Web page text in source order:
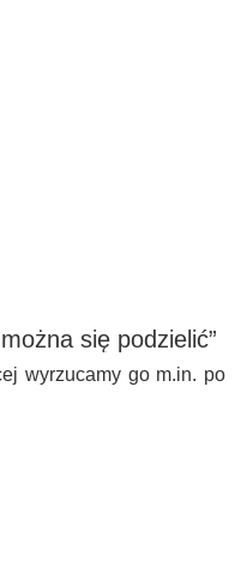
się podzielić”
wyrzucamy go m.in. po